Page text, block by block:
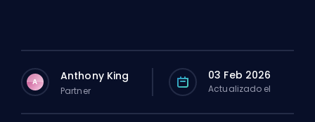
A Anthony King
Partner
03 Feb 2026
Actualizado el